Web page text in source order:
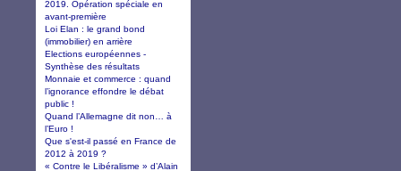
2019. Opération spéciale en
avant-première
Loi Elan : le grand bond
(immobilier) en arrière
Elections européennes -
Synthèse des résultats
Monnaie et commerce : quand
l’ignorance effondre le débat
public !
Quand l’Allemagne dit non… à
l’Euro !
Que s'est-il passé en France de
2012 à 2019 ?
« Contre le Libéralisme » d’Alain